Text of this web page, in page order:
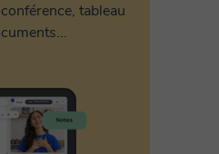
tableau